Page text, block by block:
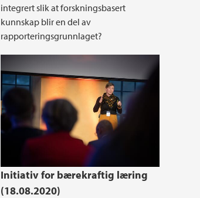
integrert slik at forskningsbasert
kunnskap blir en del av
rapporteringsgrunnlaget?
Initiativ for bærekraftig læring
(18.08.2020)